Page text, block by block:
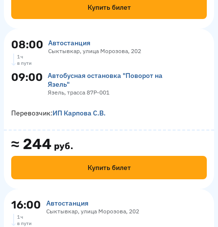
Купить билет
08:00 Автостанция
Сыктывкар, улица Морозова, 202
1 ч
в пути
09:00
Автобусная остановка "Поворот на
Язель"
Язель, трасса 87Р-001
≈ 244 руб.
Купить билет
Перевозчик:ИП Карпова С.В.
16:00 Автостанция
Сыктывкар, улица Морозова, 202
1 ч
в пути